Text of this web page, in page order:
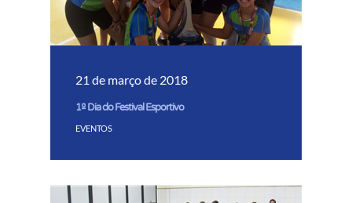
21 de março de 2018
1º Dia do Festival Esportivo
EVENTOS